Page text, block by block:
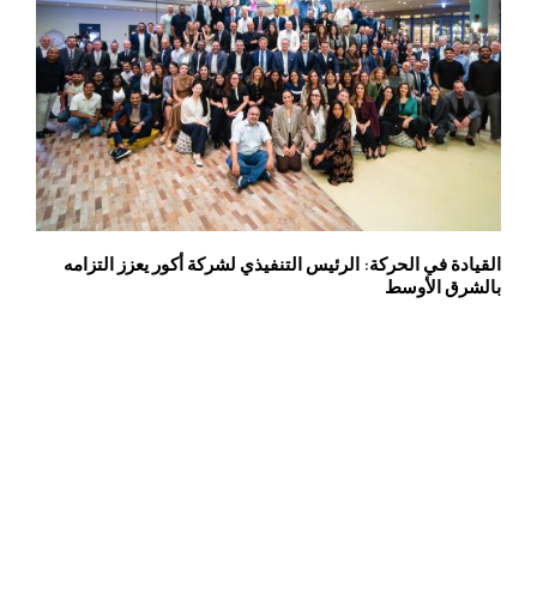
القيادة في الحركة: الرئيس التنفيذي لشركة أكور يعزز التزامه
بالشرق الأوسط